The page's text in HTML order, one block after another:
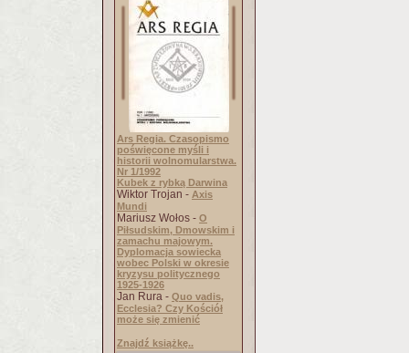
Ars Regia. Czasopismo
poświęcone myśli i
historii wolnomularstwa.
Nr 1/1992
Kubek z rybką Darwina
Wiktor Trojan - Axis
Mundi
Mariusz Wołos - O
Piłsudskim, Dmowskim i
zamachu majowym.
Dyplomacja sowiecka
wobec Polski w okresie
kryzysu politycznego
1925-1926
Jan Rura - Quo vadis,
Ecclesia? Czy Kościół
może się zmienić
Znajdź książkę..